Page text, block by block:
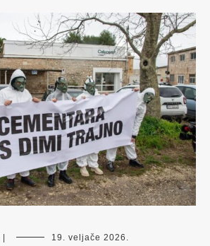
| 19. veljače 2026.